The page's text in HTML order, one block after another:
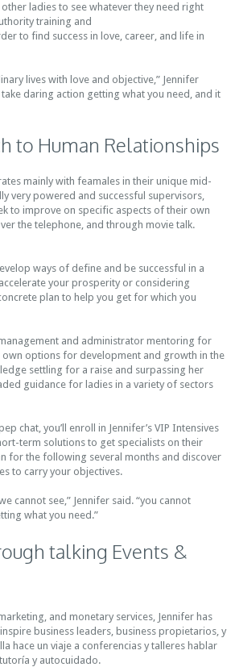
ladies to see whatever they need right
training and
to find success in love, career, and life in
lives with love and objective,” Jennifer
daring action getting what you need, and it
to Human Relationships
mainly with feamales in their unique mid-
very powered and successful supervisors,
to improve on specific aspects of their own
the telephone, and through movie talk.
ways of define and be successful in a
your prosperity or considering
plan to help you get for which you
and administrator mentoring for
own options for development and growth in the
settling for a raise and surpassing her
guidance for ladies in a variety of sectors
chat, you’ll enroll in Jennifer’s VIP Intensives
term solutions to get specialists on their
for the following several months and discover
to carry your objectives.
cannot see,” Jennifer said. “you cannot
what you need.”
talking Events &
and monetary services, Jennifer has
business leaders, business propietarios, y
hace un viaje a conferencias y talleres hablar
y autocuidado.